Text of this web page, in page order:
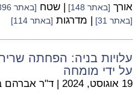
אורך [באתר 148] | שטח [באתר 396]
[באתר 31] | מדרגות [באתר 114]
עלויות בניה: הפחתה
על ידי מומחה
19 אוגוסט, 2024 | ד"ר אברהם